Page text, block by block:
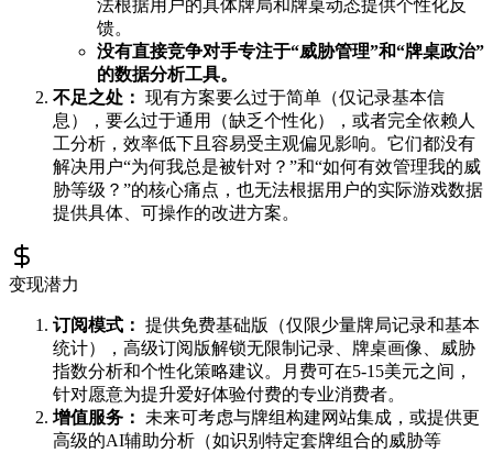
法根据用户的具体牌局和牌桌动态提供个性化反
馈。
没有直接竞争对手专注于“威胁管理”和“牌桌政治”
的数据分析工具。
不足之处： 现有方案要么过于简单（仅记录基本信
息），要么过于通用（缺乏个性化），或者完全依赖人
工分析，效率低下且容易受主观偏见影响。它们都没有
解决用户“为何我总是被针对？”和“如何有效管理我的威
胁等级？”的核心痛点，也无法根据用户的实际游戏数据
提供具体、可操作的改进方案。
变现潜力
订阅模式： 提供免费基础版（仅限少量牌局记录和基本
统计），高级订阅版解锁无限制记录、牌桌画像、威胁
指数分析和个性化策略建议。月费可在5-15美元之间，
针对愿意为提升爱好体验付费的专业消费者。
增值服务：
未来可考虑与牌组构建网站集成，或提供更
高级的AI辅助分析（如识别特定套牌组合的威胁等